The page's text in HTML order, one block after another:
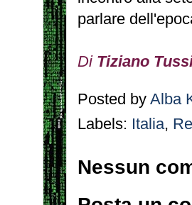
parlare
Di Tiziano
Posted by Alba
Labels: Italia,
Nessun